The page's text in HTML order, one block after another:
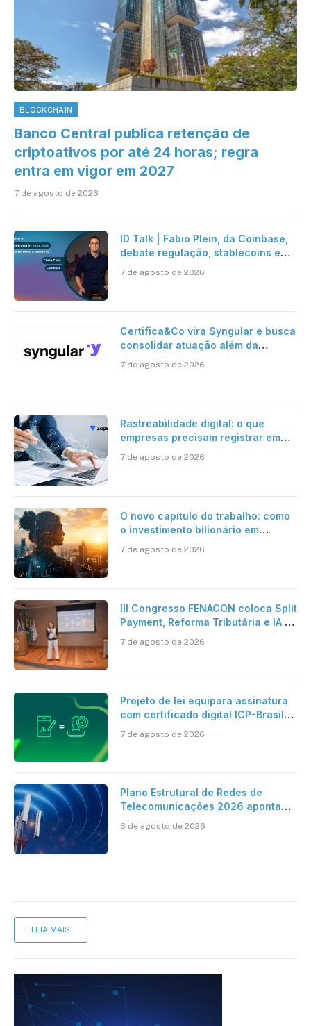
BLOCKCHAIN
Banco Central publica retenção de
criptoativos por até 24 horas; regra
entra em vigor em 2027
7 de agosto de 2026
ID Talk | Fabio Plein, da Coinbase,
debate regulação, stablecoins e
7 de agosto de 2026
Certifica&Co vira Syngular e busca
consolidar atuação além da
7 de agosto de 2026
Rastreabilidade digital: o que
empresas precisam registrar em
7 de agosto de 2026
O novo capítulo do trabalho: como
o investimento bilionário em
verdadeira era da inteligência
7 de agosto de 2026
III Congresso FENACON coloca Split
Payment, Reforma Tributária e IA no
7 de agosto de 2026
Projeto de lei equipara assinatura
com certificado digital ICP-Brasil
cartório
7 de agosto de 2026
Plano Estrutural de Redes de
Telecomunicações 2026 aponta
avanço da cobertura móvel, mas
6 de agosto de 2026
LEIA MAIS